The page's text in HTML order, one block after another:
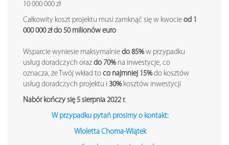
10 000 000 zł
Całkowity koszt projektu musi zamknąć się w kwocie od 1
000 000 zł do 50 milionów euro
Wsparcie wyniesie maksymalnie do 85%w przypadku
usług doradczych oraz do 70%na inwestycje, co
oznacza, że Twój wkład to co najmniej 15%do kosztów
usług doradczych projektu i 30%kosztów inwestycji
Nabór kończy się 5 sierpnia 2022 r.
W przypadku pytań prosimy o kontakt:
Wioletta Choma-Wiątek